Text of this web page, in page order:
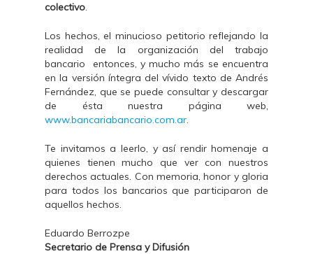
colectivo.
Los hechos, el minucioso petitorio reflejando la
realidad de la organización del trabajo
bancario entonces, y mucho más se encuentra
en la versión íntegra del vívido texto de Andrés
Fernández, que se puede consultar y descargar
de ésta nuestra página web,
www.bancariabancario.com.ar.
Te invitamos a leerlo, y así rendir homenaje a
quienes tienen mucho que ver con nuestros
derechos actuales. Con memoria, honor y gloria
para todos los bancarios que participaron de
aquellos hechos.
Eduardo Berrozpe
Secretario de Prensa y Difusión